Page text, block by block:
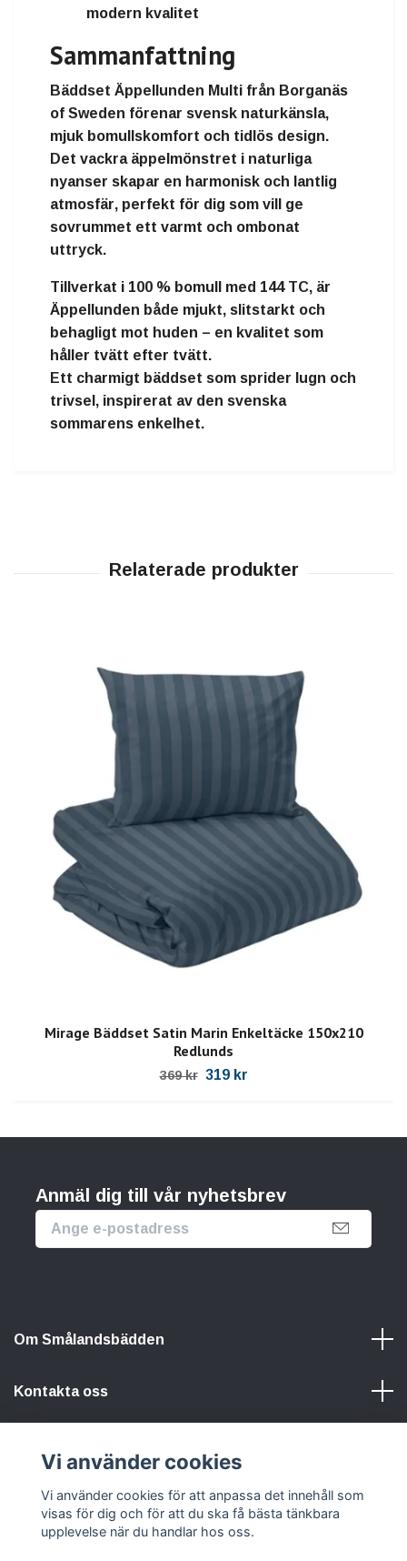
modern kvalitet
Sammanfattning
Bäddset Äppellunden Multi från Borganäs
of Sweden förenar svensk naturkänsla,
mjuk bomullskomfort och tidlös design.
Det vackra äppelmönstret i naturliga
nyanser skapar en harmonisk och lantlig
atmosfär, perfekt för dig som vill ge
sovrummet ett varmt och ombonat
uttryck.
Tillverkat i 100 % bomull med 144 TC, är
Äppellunden både mjukt, slitstarkt och
behagligt mot huden – en kvalitet som
håller tvätt efter tvätt.
Ett charmigt bäddset som sprider lugn och
trivsel , inspirerat av den svenska
sommarens enkelhet.
Mirage Bäddset Satin Marin Enkeltäcke 150x210
Redlunds
369 kr 319 kr
Anmäl dig till vår nyhetsbrev
Om Smålandsbädden
Kontakta oss
Sociala medier
Vi använder cookies
Vi använder cookies för att anpassa det innehåll som
visas för dig och för att du ska få bästa tänkbara
upplevelse när du handlar hos oss.